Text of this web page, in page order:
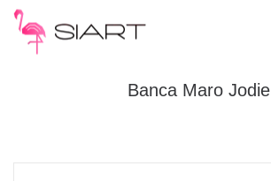
Banca Maro Jodie